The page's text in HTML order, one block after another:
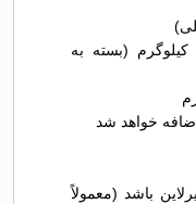
در کلاس اکونومی: معمولاً ۲۰ تا ۳۰ کیلوگرم (بسته به
خواهد شد
باشد (معمولاً